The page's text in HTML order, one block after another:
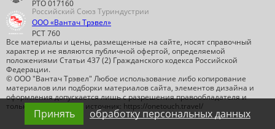
РТО 017160
Все материалы и цены, размещенные на сайте, носят справочный
характер и не являются публичной офертой, определяемой
положениями Статьи 437 (2) Гражданского кодекса Российской
Федерации.
Российский Союз Туриндустрии
ООО «Вантач Трэвел»
РСТ 760
© ООО "Вантач Трэвел" Любое использование либо копирование
материалов или подборки материалов сайта, элементов дизайна и
оформления допускается лишь с разрешения правообладателя и
только со ссылкой на источник: https://onetouch.travel/
обработку персональных данных
Принять